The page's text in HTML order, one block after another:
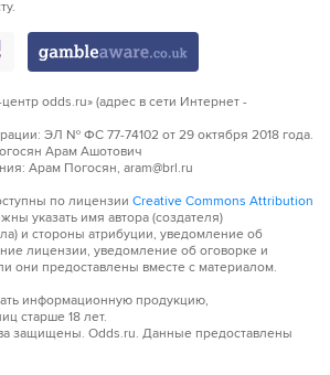
odds.ru» (адрес в сети Интернет -
ЭЛ № ФС 77-74102 от 29 октября 2018 года.
Арам Ашотович
Арам Погосян, aram@brl.ru
по лицензии Creative Commons Attribution
указать имя автора (создателя)
и стороны атрибуции, уведомление об
лицензии, уведомление об оговорке и
они предоставлены вместе с материалом.
информационную продукцию,
старше 18 лет.
защищены. Odds.ru. Данные предоставлены